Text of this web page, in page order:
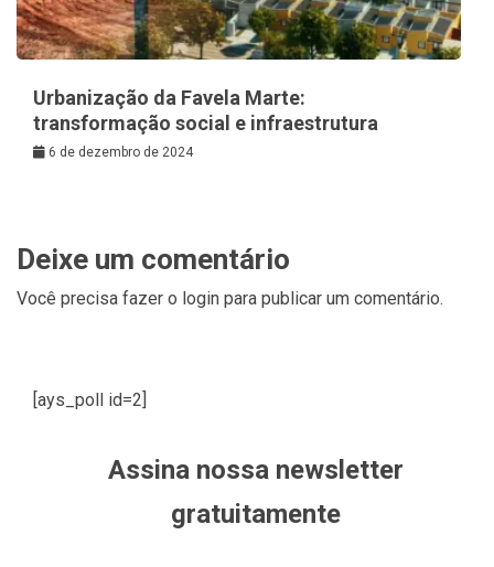
Urbanização da Favela Marte:
transformação social e infraestrutura
6 de dezembro de 2024
Deixe um comentário
Você precisa fazer o login para publicar um comentário.
[ays_poll id=2]
Assina nossa newsletter
gratuitamente